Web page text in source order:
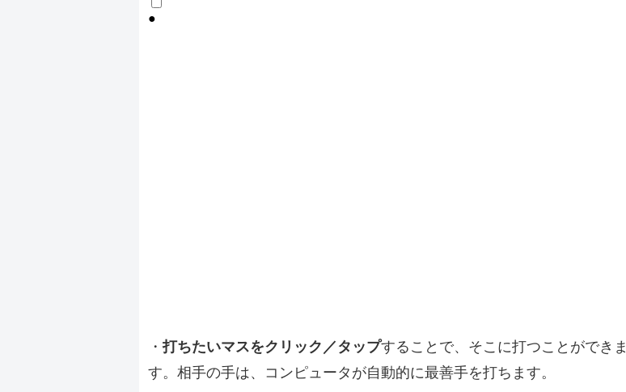
・打ちたいマスをクリック／タップすることで、そこに打つことができま
す。相手の手は、コンピュータが自動的に最善手を打ちます。